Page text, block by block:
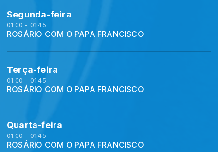
Segunda-feira
01:00 - 01:45
ROSÁRIO COM O PAPA FRANCISCO
Terça-feira
01:00 - 01:45
ROSÁRIO COM O PAPA FRANCISCO
Quarta-feira
01:00 - 01:45
ROSÁRIO COM O PAPA FRANCISCO